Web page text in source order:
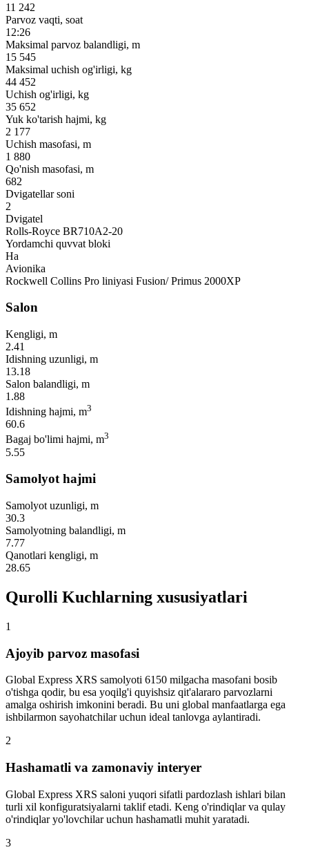
11 242
Parvoz vaqti, soat
12:26
Maksimal parvoz balandligi, m
15 545
Maksimal uchish og'irligi, kg
44 452
Uchish og'irligi, kg
35 652
Yuk ko'tarish hajmi, kg
2 177
Uchish masofasi, m
1 880
Qo'nish masofasi, m
682
Dvigatellar soni
2
Dvigatel
Rolls-Royce BR710A2-20
Yordamchi quvvat bloki
Ha
Avionika
Rockwell Collins Pro liniyasi Fusion/ Primus 2000XP
Salon
Kengligi, m
2.41
Idishning uzunligi, m
13.18
Salon balandligi, m
1.88
Idishning hajmi, m3
60.6
Bagaj bo'limi hajmi, m3
5.55
Samolyot hajmi
Samolyot uzunligi, m
30.3
Samolyotning balandligi, m
7.77
Qanotlari kengligi, m
28.65
Qurolli Kuchlarning xususiyatlari
1
Ajoyib parvoz masofasi
Global Express XRS samolyoti 6150 milgacha masofani bosib
o'tishga qodir, bu esa yoqilg'i quyishsiz qit'alararo parvozlarni
amalga oshirish imkonini beradi. Bu uni global manfaatlarga ega
ishbilarmon sayohatchilar uchun ideal tanlovga aylantiradi.
2
Hashamatli va zamonaviy interyer
Global Express XRS saloni yuqori sifatli pardozlash ishlari bilan
turli xil konfiguratsiyalarni taklif etadi. Keng o'rindiqlar va qulay
o'rindiqlar yo'lovchilar uchun hashamatli muhit yaratadi.
3